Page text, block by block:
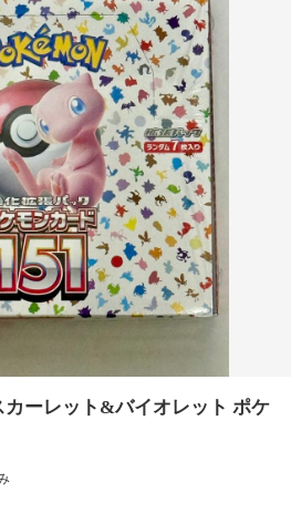
カーレット&バイオレット ポケ